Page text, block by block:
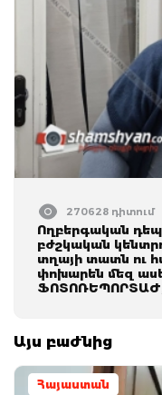
270628 դիտում
Ողբերգական
բժշկական
տղայի տատն ու
փոխարեն մեզ
Այս բաժնից
Հայաստան